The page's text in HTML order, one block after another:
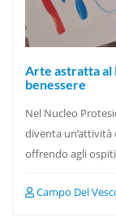
Arte astratta al
benessere
Nel Nucleo
diventa
offrendo agli
Campo Del